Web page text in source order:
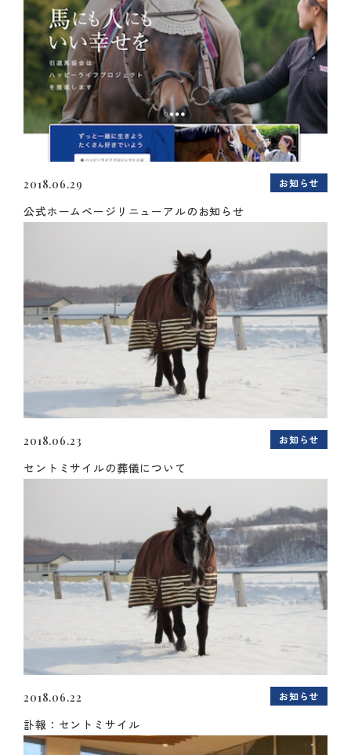
2018.06.29 お知らせ
公式ホームページリニューアルのお知らせ
2018.06.23 お知らせ
セントミサイルの葬儀について
2018.06.22 お知らせ
訃報：セントミサイル